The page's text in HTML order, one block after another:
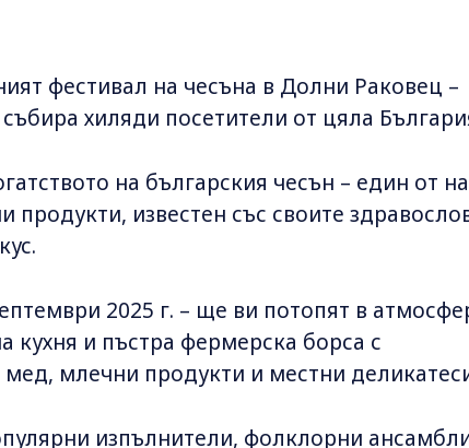
фестивал на чесъна в Долни Раковец –
хиляди посетители от цяла
на българския чесън – един от
продукти, известен със своите
2025 г. – ще ви потопят в
кухня и пъстра фермерска борса с
млечни продукти и местни
изпълнители, фолклорни